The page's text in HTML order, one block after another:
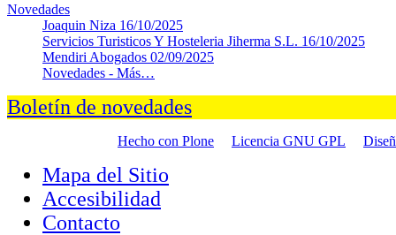
Novedades
Joaquin Niza 16/10/2025
Servicios Turisticos Y Hosteleria Jiherma S.L. 16/10/2025
Mendiri Abogados 02/09/2025
Novedades - Más…
Boletín de novedades
Hecho con Plone Licencia GNU GPL
Mapa del Sitio
Accesibilidad
Contacto